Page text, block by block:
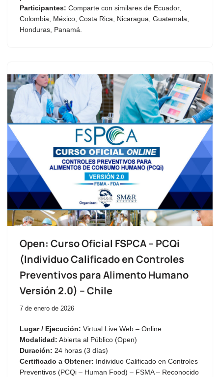
Participantes: Comparte con similares de Ecuador,
Colombia, México, Costa Rica, Nicaragua, Guatemala,
Honduras, Panamá.
Open: Curso Oficial FSPCA – PCQi
(Individuo Calificado en Controles
Preventivos para Alimento Humano
Versión 2.0) – Chile
7 de enero de 2026
Lugar / Ejecución: Virtual Live Web – Online
Modalidad: Abierta al Público (Open)
Duración: 24 horas (3 días)
Certificado a Obtener: Individuo Calificado en Controles
Preventivos (PCQi – Human Food) – FSMA – Reconocido